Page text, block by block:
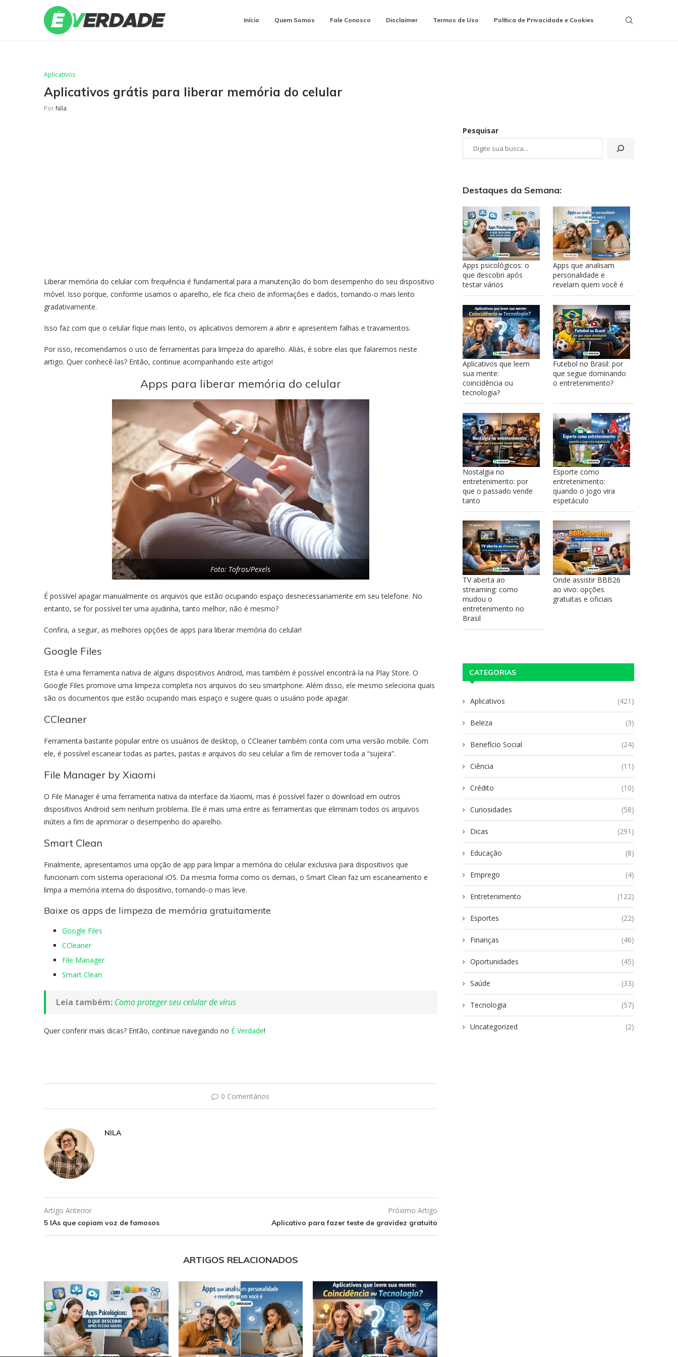
Início Quem Somos Fale Conosco Disclaimer Termos de Uso Política de Privacidade e Cookies
Aplicativos
Aplicativos grátis para liberar memória do celular
Por Nila
Liberar memória do celular com frequência é fundamental para a manutenção do bom desempenho do seu dispositivo
móvel. Isso porque, conforme usamos o aparelho, ele fica cheio de informações e dados, tornando-o mais lento
gradativamente.
Isso faz com que o celular fique mais lento, os aplicativos demorem a abrir e apresentem falhas e travamentos.
Por isso, recomendamos o uso de ferramentas para limpeza do aparelho. Aliás, é sobre elas que falaremos neste
artigo. Quer conhecê-las? Então, continue acompanhando este artigo!
Apps para liberar memória do celular
Foto: Tofros/Pexels
É possível apagar manualmente os arquivos que estão ocupando espaço desnecessariamente em seu telefone. No
entanto, se for possível ter uma ajudinha, tanto melhor, não é mesmo?
Confira, a seguir, as melhores opções de apps para liberar memória do celular!
Google Files
Esta é uma ferramenta nativa de alguns dispositivos Android, mas também é possível encontrá-la na Play Store. O
Google Files promove uma limpeza completa nos arquivos do seu smartphone. Além disso, ele mesmo seleciona quais
são os documentos que estão ocupando mais espaço e sugere quais o usuário pode apagar.
CCleaner
Ferramenta bastante popular entre os usuários de desktop, o CCleaner também conta com uma versão mobile. Com
ele, é possível escanear todas as partes, pastas e arquivos do seu celular a fim de remover toda a “sujeira”.
File Manager by Xiaomi
O File Manager é uma ferramenta nativa da interface da Xiaomi, mas é possível fazer o download em outros
dispositivos Android sem nenhum problema. Ele é mais uma entre as ferramentas que eliminam todos os arquivos
inúteis a fim de aprimorar o desempenho do aparelho.
Smart Clean
Finalmente, apresentamos uma opção de app para limpar a memória do celular exclusiva para dispositivos que
funcionam com sistema operacional iOS. Da mesma forma como os demais, o Smart Clean faz um escaneamento e
limpa a memória interna do dispositivo, tornando-o mais leve.
Baixe os apps de limpeza de memória gratuitamente
Google Files
CCleaner
File Manager
Smart Clean
Leia também: Como proteger seu celular de vírus
Quer conferir mais dicas? Então, continue navegando no É Verdade!
0 Comentários
NILA
Artigo Anterior
5 IAs que copiam voz de famosos
Próximo Artigo
Aplicativo para fazer teste de gravidez gratuito
ARTIGOS RELACIONADOS
Pesquisar
Destaques da Semana:
Apps psicológicos: o
que descobri após
testar vários
Apps que analisam
personalidade e
revelam quem você é
Aplicativos que leem
sua mente:
coincidência ou
tecnologia?
Futebol no Brasil: por
que segue dominando
o entretenimento?
Nostalgia no
entretenimento: por
que o passado vende
tanto
Esporte como
entretenimento:
quando o jogo vira
espetáculo
TV aberta ao
streaming: como
mudou o
entretenimento no
Brasil
Onde assistir BBB26
ao vivo: opções
gratuitas e oficiais
CATEGORIAS
Aplicativos (421)
Beleza (3)
Benefício Social (24)
Ciência (11)
Crédito (10)
Curiosidades (58)
Dicas (291)
Educação (8)
Emprego (4)
Entretenimento (122)
Esportes (22)
Finanças (46)
Oportunidades (45)
Saúde (33)
Tecnologia (57)
Uncategorized (2)